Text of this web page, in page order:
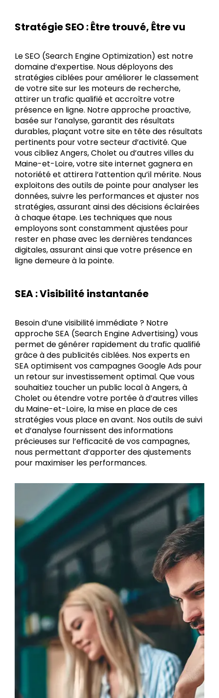
Stratégie SEO : Être trouvé, Être vu
Le SEO (Search Engine Optimization) est notre
domaine d’expertise. Nous déployons des
stratégies ciblées pour améliorer le classement
de votre site sur les moteurs de recherche,
attirer un trafic qualifié et accroître votre
présence en ligne. Notre approche proactive,
basée sur l’analyse, garantit des résultats
durables, plaçant votre site en tête des résultats
pertinents pour votre secteur d’activité. Que
vous cibliez Angers, Cholet ou d’autres villes du
Maine-et-Loire, votre site internet gagnera en
notoriété et attirera l’attention qu’il mérite. Nous
exploitons des outils de pointe pour analyser les
données, suivre les performances et ajuster nos
stratégies, assurant ainsi des décisions éclairées
à chaque étape. Les techniques que nous
employons sont constamment ajustées pour
rester en phase avec les dernières tendances
digitales, assurant ainsi que votre présence en
ligne demeure à la pointe.
SEA : Visibilité instantanée
Besoin d’une visibilité immédiate ? Notre
approche SEA (Search Engine Advertising) vous
permet de générer rapidement du trafic qualifié
grâce à des publicités ciblées. Nos experts en
SEA optimisent vos campagnes Google Ads pour
un retour sur investissement optimal. Que vous
souhaitiez toucher un public local à Angers, à
Cholet ou étendre votre portée à d’autres villes
du Maine-et-Loire, la mise en place de ces
stratégies vous place en avant. Nos outils de suivi
et d’analyse fournissent des informations
précieuses sur l’efficacité de vos campagnes,
nous permettant d’apporter des ajustements
pour maximiser les performances.